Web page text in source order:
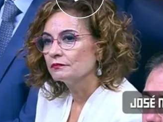
a la luz ungran entramado de
al PSOE muy tocado. El número
ha tenido que dimitir y los protagonistas
Koldo y Santos Cerdánha situado a
muy complicada.
Además, los
presionando al Ejecutivo.